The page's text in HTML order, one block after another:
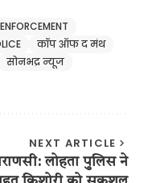
कॉप ऑफ द मंथ
सोनभद्र न्यूज
NEXT ARTICLE
लोहता पुलिस ने